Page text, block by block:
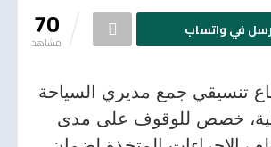
70
مشاهد
في واتساب
تنسيقي جمع مديري السياحة
خصص للوقوف على مدى